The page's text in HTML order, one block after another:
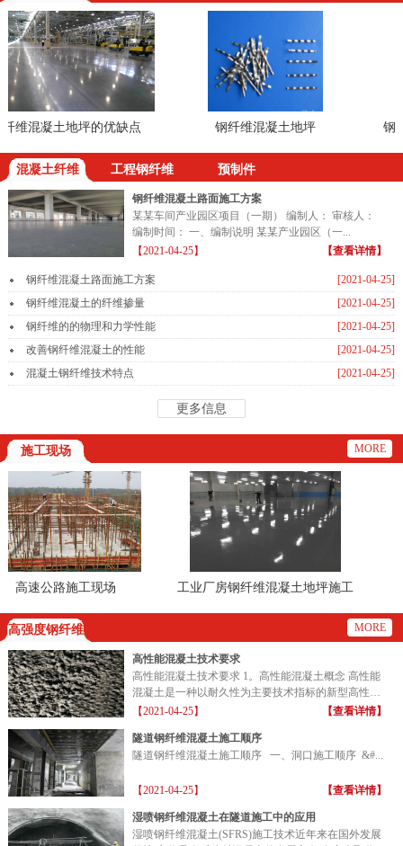
混凝土地坪的优缺点 钢纤维混凝土地坪 钢纤
混凝土纤维 工程钢纤维 预制件
钢纤维混凝土路面施工方案
某某车间产业园区项目（一期） 编制人： 审核人：
编制时间： 一、编制说明 某某产业园区（一...
【2021-04-25】
【查看详情】
[2021-04-25]
钢纤维混凝土路面施工方案
[2021-04-25]
钢纤维混凝土的纤维掺量
[2021-04-25]
钢纤维的的物理和力学性能
[2021-04-25]
改善钢纤维混凝土的性能
[2021-04-25]
混凝土钢纤维技术特点
更多信息
施工现场 MORE
速公路施工现场
工业厂房钢纤维混凝土地坪施工
高强度钢纤维
MORE
高性能混凝土技术要求
高性能混凝土技术要求 1。高性能混凝土概念 高性能
混凝土是一种以耐久性为主要技术指标的新型高性能
混凝土...
【2021-04-25】 【查看详情】
隧道钢纤维混凝土施工顺序
隧道钢纤维混凝土施工顺序 一、洞口施工顺序 &#...
【2021-04-25】 【查看详情】
湿喷钢纤维混凝土在隧道施工中的应用
湿喷钢纤维混凝土(SFRS)施工技术近年来在国外发展